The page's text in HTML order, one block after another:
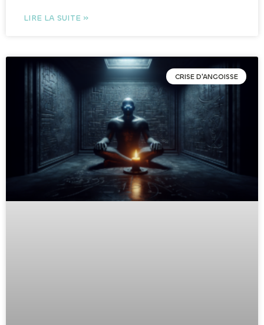
LIRE LA SUITE »
CRISE D'ANGOISSE